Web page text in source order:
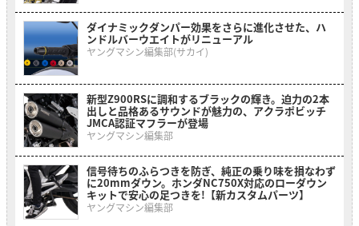
ダイナミックダンパー効果をさらに進化させた、ハ
ンドルバーウエイトがリニューアル
ヤングマシン編集部(サカイ)
新型Z900RSに調和するブラックの輝き。迫力の2本
出しと品格あるサウンドが魅力の、アクラポビッチ
JMCA認証マフラーが登場
ヤングマシン編集部
信号待ちのふらつきを防ぎ、純正の乗り味を損なわず
に20mmダウン。ホンダNC750X対応のローダウン
キットで安心の足つきを!【新カスタムパーツ】
ヤングマシン編集部